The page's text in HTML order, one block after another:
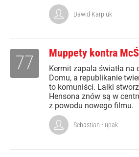
Dawid Karpiuk
Muppety kontra
Kermit zapala światła na
Domu, a republikanie
to komuniści. Lalki
Hensona znów są w
z powodu nowego filmu.
77
Sebastian Łupak